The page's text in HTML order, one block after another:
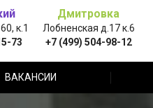
к.1
73
Дмитровка
Лобненская д.17 к.6
+7 (499) 504-98-12
ВАКАНСИИ